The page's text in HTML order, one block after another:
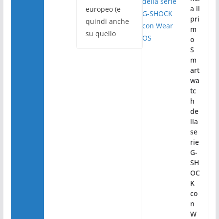
europeo (e
quindi anche
su quello
a il
pri
m
o
S
m
art
wa
tc
h
de
lla
se
rie
G-
SH
OC
K
co
n
W